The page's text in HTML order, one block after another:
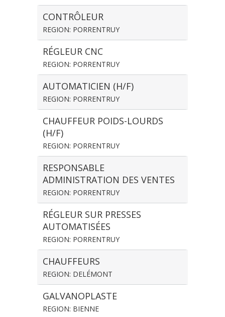
CONTRÔLEUR
REGION: PORRENTRUY
RÉGLEUR CNC
REGION: PORRENTRUY
AUTOMATICIEN (H/F)
REGION: PORRENTRUY
CHAUFFEUR POIDS-LOURDS
(H/F)
REGION: PORRENTRUY
RESPONSABLE
ADMINISTRATION DES VENTES
REGION: PORRENTRUY
RÉGLEUR SUR PRESSES
AUTOMATISÉES
REGION: PORRENTRUY
CHAUFFEURS
REGION: DELÉMONT
GALVANOPLASTE
REGION: BIENNE